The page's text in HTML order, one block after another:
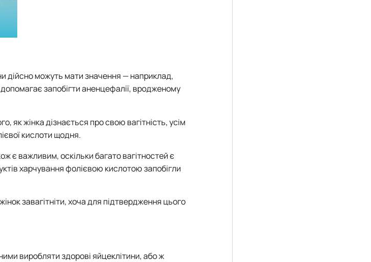
дійсно можуть мати значення — наприклад,
запобігти аненцефалії, вродженому
як жінка дізнається про свою вагітність, усім
кислоти щодня.
є важливим, оскільки багато вагітностей є
харчування фолієвою кислотою запобігли
завагітніти, хоча для підтвердження цього
виробляти здорові яйцеклітини, або ж